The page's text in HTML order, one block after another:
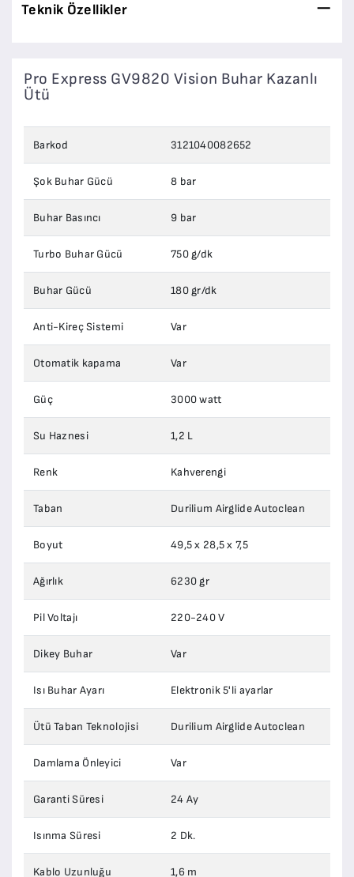
Teknik Özellikler
Pro Express GV9820 Vision Buhar Kazanlı
Ütü
Barkod 3121040082652
Şok Buhar Gücü 8 bar
Buhar Basıncı 9 bar
Turbo Buhar Gücü 750 g/dk
Buhar Gücü 180 gr/dk
Anti-Kireç Sistemi Var
Otomatik kapama Var
Güç 3000 watt
Su Haznesi 1,2 L
Renk Kahverengi
Taban Durilium Airglide Autoclean
Boyut 49,5 x 28,5 x 7,5
Ağırlık 6230 gr
Pil Voltajı 220-240 V
Dikey Buhar Var
Isı Buhar Ayarı Elektronik 5'li ayarlar
Ütü Taban Teknolojisi Durilium Airglide Autoclean
Damlama Önleyici Var
Garanti Süresi 24 Ay
Isınma Süresi 2 Dk.
Kablo Uzunluğu 1,6 m